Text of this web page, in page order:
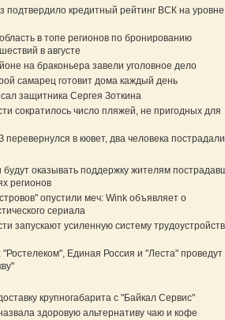
подтвердило кредитный рейтинг ВСК на уровне
в топе регионов по бронированию
в августе
на браконьера завели уголовное дело
самарец готовит дома каждый день
защитника Сергея Зоткина
сократилось число пляжей, не пригодных для
в кювет, два человека пострадали
оказывать поддержку жителям
регионов
опустили меч: Wink объявляет о
сериала
запускают усиленную систему
Единая Россия и "Леста" проведут
крупногабарита с "Байкал Сервис"
здоровую альтернативу чаю и кофе